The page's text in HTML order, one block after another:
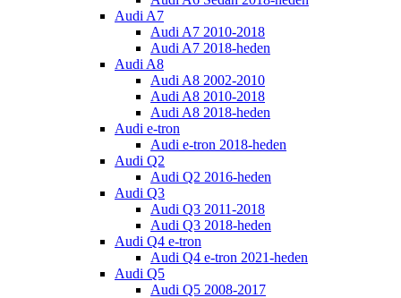
Audi A7
Audi A7 2010-2018
Audi A7 2018-heden
Audi A8
Audi A8 2002-2010
Audi A8 2010-2018
Audi A8 2018-heden
Audi e-tron
Audi e-tron 2018-heden
Audi Q2
Audi Q2 2016-heden
Audi Q3
Audi Q3 2011-2018
Audi Q3 2018-heden
Audi Q4 e-tron
Audi Q4 e-tron 2021-heden
Audi Q5
Audi Q5 2008-2017